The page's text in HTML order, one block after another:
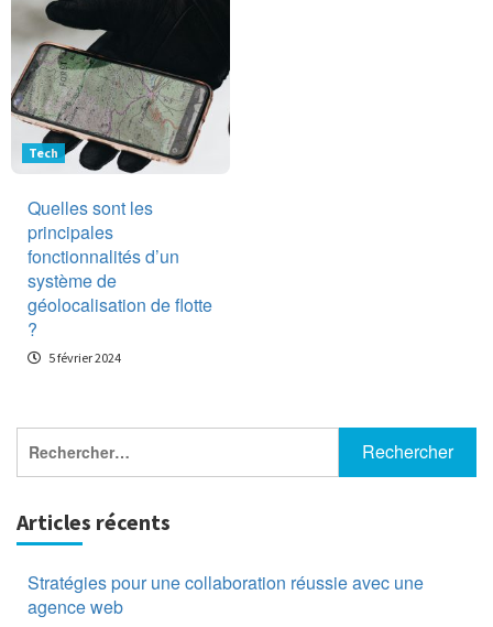
Tech
Quelles sont les
principales
fonctionnalités d’un
système de
géolocalisation de flotte
?
5 février 2024
Articles récents
Stratégies pour une collaboration réussie avec une
agence web